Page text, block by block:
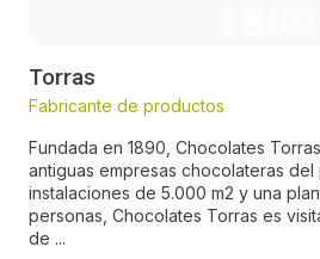
Torras
Fabricante de productos
Fundada en 1890, Chocolates
antiguas empresas chocolateras del
instalaciones de 5.000 m2 y una
personas, Chocolates Torras es
de ...